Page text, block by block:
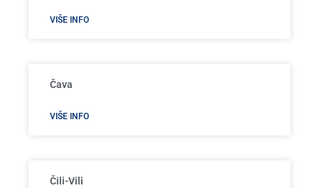
VIŠE INFO
Čava
VIŠE INFO
Čili-Vili